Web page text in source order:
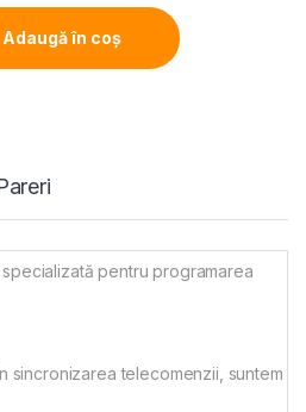
Adaugă în coș
pentru programarea
sincronizarea telecomenzii, suntem